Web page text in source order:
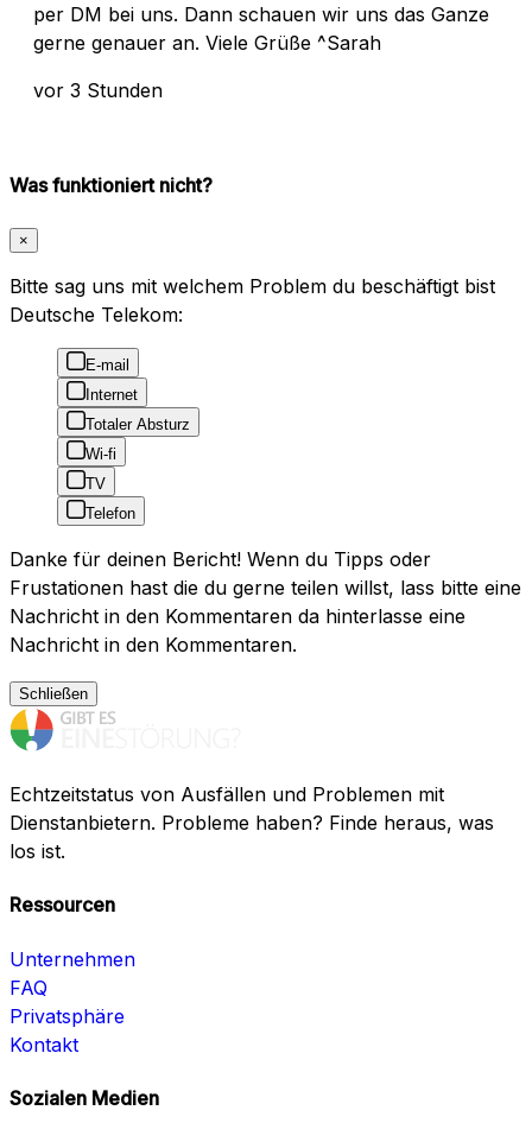
per DM bei uns. Dann schauen wir uns das Ganze
gerne genauer an. Viele Grüße ^Sarah
vor 3 Stunden
Was funktioniert nicht?
×
Bitte sag uns mit welchem Problem du beschäftigt bist
Deutsche Telekom:
E-mail
Internet
Totaler Absturz
Wi-fi
TV
Telefon
Danke für deinen Bericht! Wenn du Tipps oder
Frustationen hast die du gerne teilen willst, lass bitte eine
Nachricht in den Kommentaren da hinterlasse eine
Nachricht in den Kommentaren.
Schließen
Echtzeitstatus von Ausfällen und Problemen mit
Dienstanbietern. Probleme haben? Finde heraus, was
los ist.
Ressourcen
Unternehmen
FAQ
Privatsphäre
Kontakt
Sozialen Medien